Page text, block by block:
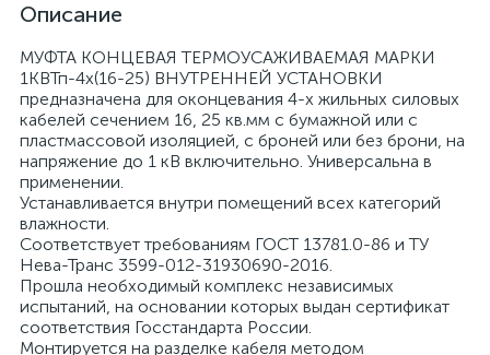
Описание
МУФТА КОНЦЕВАЯ ТЕРМОУСАЖИВАЕМАЯ МАРКИ
1КВТп-4х(16-25) ВНУТРЕННЕЙ УСТАНОВКИ
предназначена для оконцевания 4-х жильных силовых
кабелей сечением 16, 25 кв.мм с бумажной или с
пластмассовой изоляцией, с броней или без брони, на
напряжение до 1 кВ включительно. Универсальна в
применении.
Устанавливается внутри помещений всех категорий
влажности.
Соответствует требованиям ГОСТ 13781.0-86 и ТУ
Нева-Транс 3599-012-31930690-2016.
Прошла необходимый комплекс независимых
испытаний, на основании которых выдан сертификат
соответствия Госстандарта России.
Монтируется на разделке кабеля методом